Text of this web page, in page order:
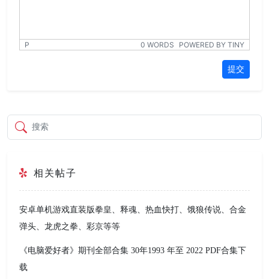
P 0 WORDS POWERED BY TINY
提交
搜索
相关帖子
安卓单机游戏直装版拳皇、释魂、热血快打、饿狼传说、合金
弹头、龙虎之拳、彩京等等
《电脑爱好者》期刊全部合集 30年1993 年至 2022 PDF合集下
载